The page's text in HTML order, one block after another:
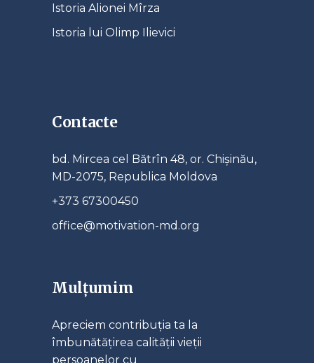
Istoria Alionei Mîrza
Istoria lui Olimp Ilievici
Contacte
bd. Mircea cel Bătrîn 48, or. Chișinău,
MD-2075, Republica Moldova
+373 67300450
office@motivation-md.org
Mulțumim
Apreciem contribuția ta la
îmbunătățirea calității vieții
persoanelor cu